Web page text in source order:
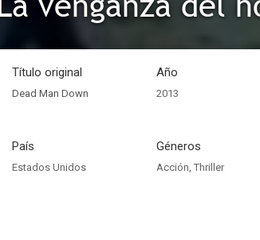
Título original
Dead Man Down
Año
2013
País
Estados Unidos
Géneros
Acción, Thriller